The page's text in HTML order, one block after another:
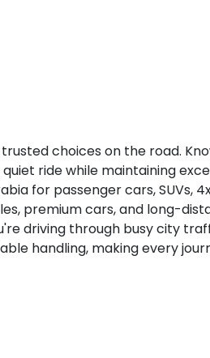
choices on the road.
ride while maintaining
for passenger cars, SUVs,
premium cars, and long-
driving through busy city
handling, making every